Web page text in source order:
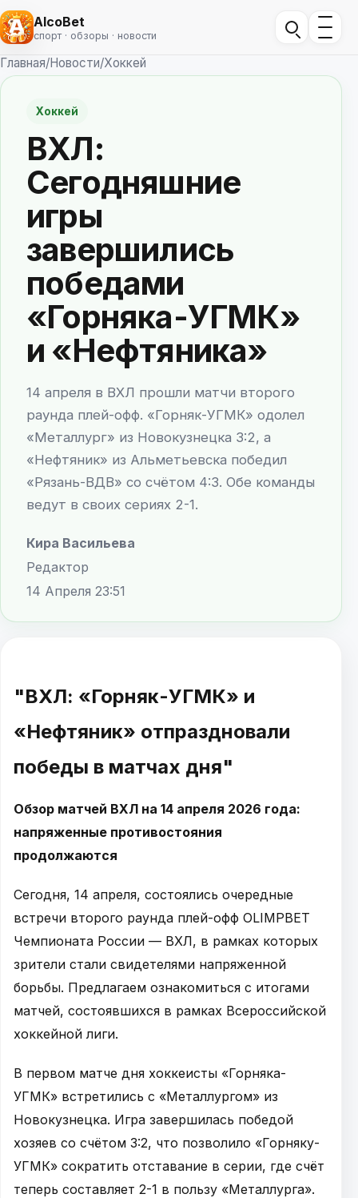
AlcoBet
спорт · обзоры · новости
Главная/Новости/Хоккей
Хоккей
ВХЛ:
Сегодняшние
игры
завершились
победами
«Горняка-УГМК»
и «Нефтяника»
14 апреля в ВХЛ прошли матчи второго
раунда плей-офф. «Горняк-УГМК» одолел
«Металлург» из Новокузнецка 3:2, а
«Нефтяник» из Альметьевска победил
«Рязань-ВДВ» со счётом 4:3. Обе команды
ведут в своих сериях 2-1.
Кира Васильева
Редактор
14 Апреля 23:51
"ВХЛ: «Горняк-УГМК» и
«Нефтяник» отпраздновали
победы в матчах дня"
Обзор матчей ВХЛ на 14 апреля 2026 года:
напряженные противостояния
продолжаются
Сегодня, 14 апреля, состоялись очередные
встречи второго раунда плей-офф OLIMPBET
Чемпионата России — ВХЛ, в рамках которых
зрители стали свидетелями напряженной
борьбы. Предлагаем ознакомиться с итогами
матчей, состоявшихся в рамках Всероссийской
хоккейной лиги.
В первом матче дня хоккеисты «Горняка-
УГМК» встретились с «Металлургом» из
Новокузнецка. Игра завершилась победой
хозяев со счётом 3:2, что позволило «Горняку-
УГМК» сократить отставание в серии, где счёт
теперь составляет 2-1 в пользу «Металлурга».